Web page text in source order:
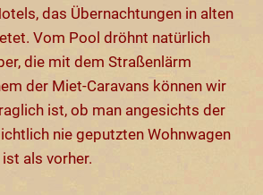
das Übernachtungen in alten
Vom Pool dröhnt natürlich
die mit dem Straßenlärm
der Miet-Caravans können wir
ist, ob man angesichts der
nie geputzten Wohnwagen
als vorher.